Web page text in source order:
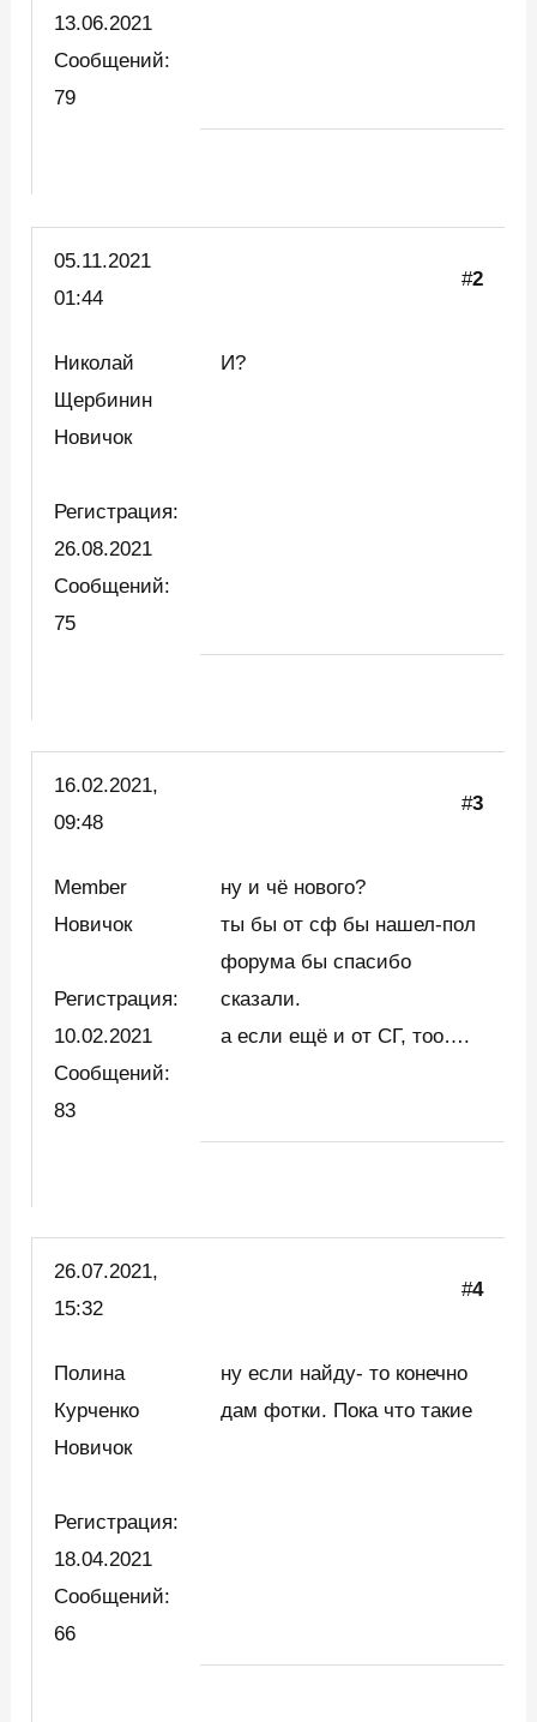
13.06.2021
Сообщений:
79
05.11.2021
01:44
#2
Николай
Щербинин
Новичок
Регистрация:
26.08.2021
Сообщений:
75
И?
16.02.2021,
09:48
#3
Member
Новичок
Регистрация:
10.02.2021
Сообщений:
83
ну и чё нового?
ты бы от сф бы нашел-пол
форума бы спасибо
сказали.
а если ещё и от СГ, тоо….
26.07.2021,
15:32
#4
Полина
Курченко
Новичок
Регистрация:
18.04.2021
Сообщений:
66
ну если найду- то конечно
дам фотки. Пока что такие